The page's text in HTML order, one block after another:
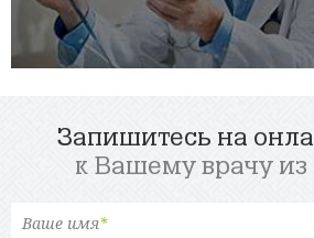
Запишитесь на
к Вашему врачу
Ваше имя*